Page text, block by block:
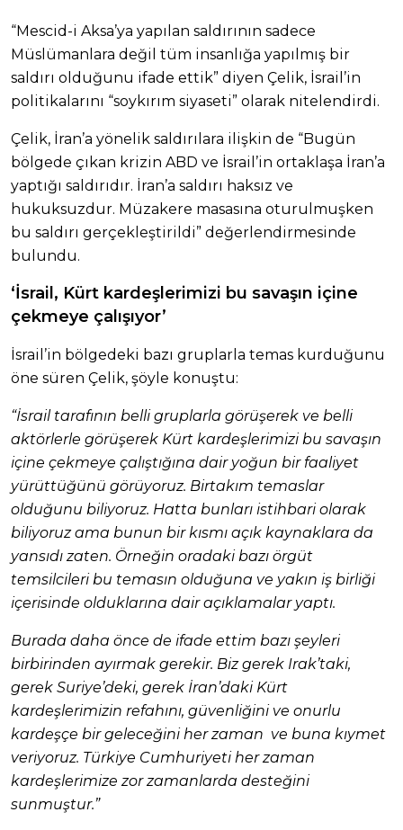
“Mescid-i Aksa’ya yapılan saldırının sadece
Müslümanlara değil tüm insanlığa yapılmış bir
saldırı olduğunu ifade ettik” diyen Çelik, İsrail’in
politikalarını “soykırım siyaseti” olarak nitelendirdi.
Çelik, İran’a yönelik saldırılara ilişkin de “Bugün
bölgede çıkan krizin ABD ve İsrail’in ortaklaşa İran’a
yaptığı saldırıdır. İran’a saldırı haksız ve
hukuksuzdur. Müzakere masasına oturulmuşken
bu saldırı gerçekleştirildi” değerlendirmesinde
bulundu.
‘İsrail, Kürt kardeşlerimizi bu savaşın içine
çekmeye çalışıyor’
İsrail’in bölgedeki bazı gruplarla temas kurduğunu
öne süren Çelik, şöyle konuştu:
“İsrail tarafının belli gruplarla görüşerek ve belli
aktörlerle görüşerek Kürt kardeşlerimizi bu savaşın
içine çekmeye çalıştığına dair yoğun bir faaliyet
yürüttüğünü görüyoruz. Birtakım temaslar
olduğunu biliyoruz. Hatta bunları istihbari olarak
biliyoruz ama bunun bir kısmı açık kaynaklara da
yansıdı zaten. Örneğin oradaki bazı örgüt
temsilcileri bu temasın olduğuna ve yakın iş birliği
içerisinde olduklarına dair açıklamalar yaptı.
Burada daha önce de ifade ettim bazı şeyleri
birbirinden ayırmak gerekir. Biz gerek Irak’taki,
gerek Suriye’deki, gerek İran’daki Kürt
kardeşlerimizin refahını, güvenliğini ve onurlu
kardeşçe bir geleceğini her zaman ve buna kıymet
veriyoruz. Türkiye Cumhuriyeti her zaman
kardeşlerimize zor zamanlarda desteğini
sunmuştur.”